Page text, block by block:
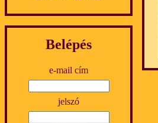
Belépés
e-mail cím
jelszó